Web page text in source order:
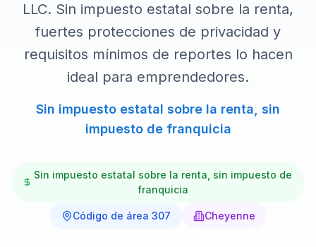
LLC. Sin impuesto estatal sobre la renta,
fuertes protecciones de privacidad y
requisitos mínimos de reportes lo hacen
ideal para emprendedores.
Sin impuesto estatal sobre la renta, sin
impuesto de franquicia
Sin impuesto estatal sobre la renta, sin impuesto de
franquicia
Código de área 307 Cheyenne